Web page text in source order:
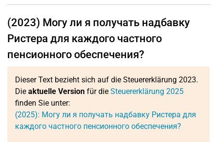
(2023) Могу ли я получать надбавку
Ристера для каждого частного
пенсионного обеспечения?
Dieser Text bezieht sich auf die Steuererklärung 2023.
Die aktuelle Version für die Steuererklärung 2025
finden Sie unter:
(2025): Могу ли я получать надбавку Ристера для
каждого частного пенсионного обеспечения?